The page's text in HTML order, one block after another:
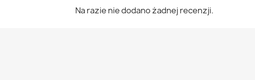
Na razie nie dodano żadnej recenzji.